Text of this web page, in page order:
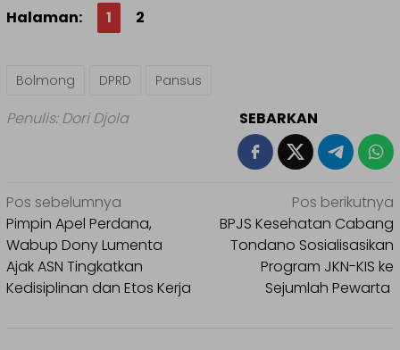
Halaman:
1 2
Bolmong DPRD Pansus
Penulis: Dori Djola SEBARKAN
Navigasi
pos
Pos sebelumnya
Pimpin Apel Perdana,
Wabup Dony Lumenta
Ajak ASN Tingkatkan
Kedisiplinan dan Etos Kerja
Pos berikutnya
BPJS Kesehatan Cabang
Tondano Sosialisasikan
Program JKN-KIS ke
Sejumlah Pewarta